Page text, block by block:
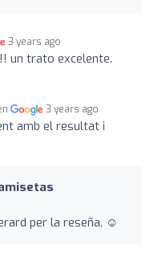
3 years ago
un trato excelente.
3 years ago
amb el resultat i
per la reseña. ☺️